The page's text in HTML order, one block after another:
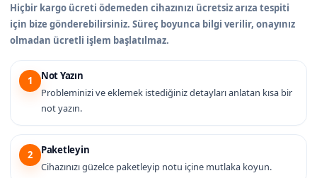
Hiçbir kargo ücreti ödemeden cihazınızı ücretsiz arıza tespiti
için bize gönderebilirsiniz. Süreç boyunca bilgi verilir, onayınız
olmadan ücretli işlem başlatılmaz.
1
Not Yazın
Probleminizi ve eklemek istediğiniz detayları anlatan kısa bir
not yazın.
2
Paketleyin
Cihazınızı güzelce paketleyip notu içine mutlaka koyun.